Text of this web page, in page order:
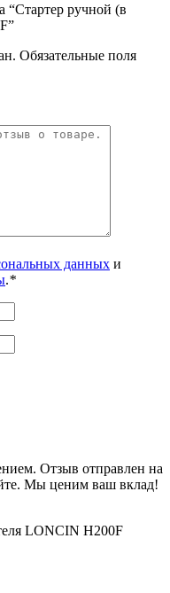
“Стартер ручной (в
Обязательные поля
данных и
.*
Отзыв отправлен на
Мы ценим ваш вклад!
LONCIN H200F